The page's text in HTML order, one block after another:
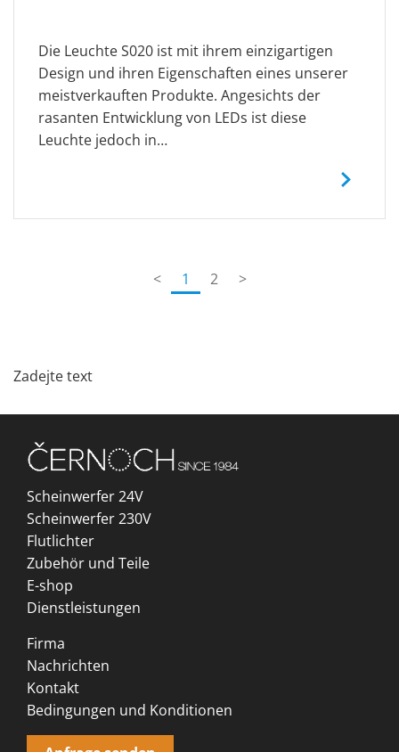
Die Leuchte S020 ist mit ihrem einzigartigen
Design und ihren Eigenschaften eines unserer
meistverkauften Produkte. Angesichts der
rasanten Entwicklung von LEDs ist diese
Leuchte jedoch in…
< 1 (current)
2 >
Zadejte text
Scheinwerfer 24V
Scheinwerfer 230V
Flutlichter
Zubehör und Teile
E-shop
Dienstleistungen
Firma
Nachrichten
Kontakt
Bedingungen und Konditionen